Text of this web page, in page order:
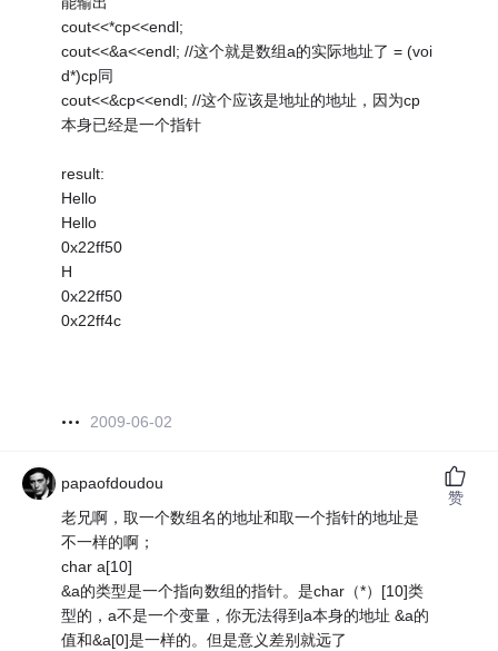
cout<<*cp<<endl;
cout<<&a<<endl; //这个就是数组a的实际地址了 = (voi
d*)cp同
cout<<&cp<<endl; //这个应该是地址的地址，因为cp
本身已经是一个指针
result:
Hello
Hello
0x22ff50
H
0x22ff50
0x22ff4c
2009-06-02
papaofdoudou
老兄啊，取一个数组名的地址和取一个指针的地址是
不一样的啊；
char a[10]
&a的类型是一个指向数组的指针。是char（*）[10]类
型的，a不是一个变量，你无法得到a本身的地址 &a的
值和&a[0]是一样的。但是意义差别就远了
赞